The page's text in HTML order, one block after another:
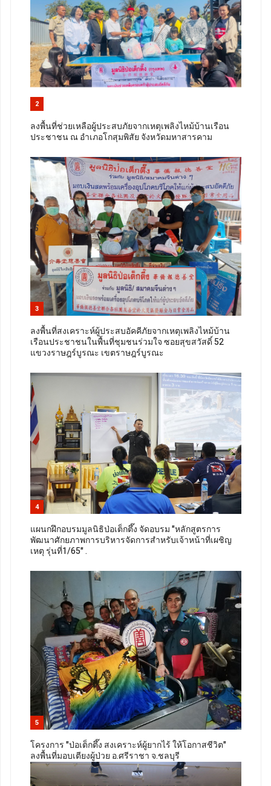
2
ลงพื้นที่ช่วยเหลือผู้ประสบภัยจากเหตุเพลิงไหม้บ้านเรือน
ประชาชน ณ อำเภอโกสุมพิสัย จังหวัดมหาสารคาม
3
ลงพื้นที่สงเคราะห์ผู้ประสบอัคคีภัยจากเหตุเพลิงไหม้บ้าน
เรือนประชาชนในพื้นที่ชุมชนร่วมใจ ซอยสุขสวัสดิ์ 52
แขวงราษฎร์บูรณะ เขตราษฎร์บูรณะ
4
แผนกฝึกอบรมมูลนิธิป่อเต็กตึ๊ง จัดอบรม "หลักสูตรการ
พัฒนาศักยภาพการบริหารจัดการสำหรับเจ้าหน้าที่เผชิญ
เหตุ รุ่นที่1/65" .
5
โครงการ "ป่อเต็กตึ๊ง สงเคราะห์ผู้ยากไร้ ให้โอกาสชีวิต"
ลงพื้นที่มอบเตียงผู้ป่วย อ.ศรีราชา จ.ชลบุรี